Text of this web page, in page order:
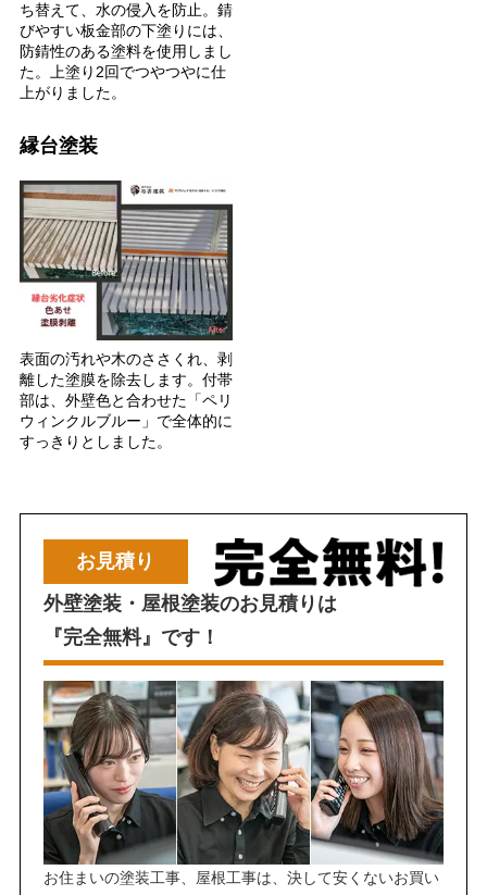
ち替えて、水の侵入を防止。錆
びやすい板金部の下塗りには、
防錆性のある塗料を使用しまし
た。上塗り2回でつやつやに仕
上がりました。
縁台塗装
表面の汚れや木のささくれ、剥
離した塗膜を除去します。付帯
部は、外壁色と合わせた「ペリ
ウィンクルブルー」で全体的に
すっきりとしました。
お見積り
外壁塗装・屋根塗装のお見積りは
『完全無料』です！
お住まいの塗装工事、屋根工事は、決して安くないお買い